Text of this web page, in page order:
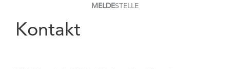
MELDESTELLE
Kontakt